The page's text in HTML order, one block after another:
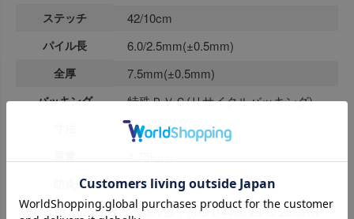
ステッチ 42/10cm
パイル長 6.0/2.5mm(±0.5mm)
全厚 7.5mm(±0.5mm)
バッキング 特殊ＰＶＣ(リサイクルバッキング)
50×50㎝
E2230044
1,000V以下(JIS L-4406 23℃ 25%RH